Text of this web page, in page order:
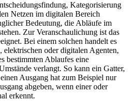
Kategorisierung
Netzen im digitalen Bereich
Bedeutung, die Abläufe im
Zur Veranschaulichung ist das
Bei einem solchen handelt es
elektrischen oder digitalen Agenten,
bestimmten Ablaufes eine
verlangt. So kann ein Gatter,
Ausgang hat zum Beispiel nur
abgeben, wenn einer oder
erkennt.